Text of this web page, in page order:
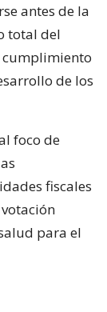
antes de la
total del
cumplimiento
de los
foco de
fiscales
para el